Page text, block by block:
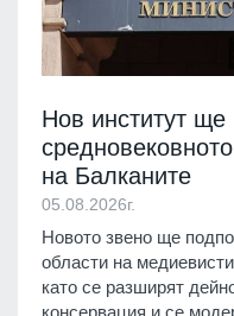
Нов институт ще
на Балканите
05.08.2026г.
Новото звено ще
области на
като се разширят
консервация и се